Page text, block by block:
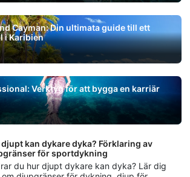
Cayman: Din ultimata guide till ett
i Karibien
Verktyg för att bygga en karriär
djupt kan dykare dyka? Förklaring av
för sportdykning
du hur djupt dykare kan dyka? Lär dig